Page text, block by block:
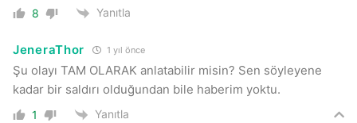
8 Yanıtla
JeneraThor 1 yıl önce
Şu olayı TAM OLARAK anlatabilir misin? Sen söyleyene
kadar bir saldırı olduğundan bile haberim yoktu.
1 Yanıtla